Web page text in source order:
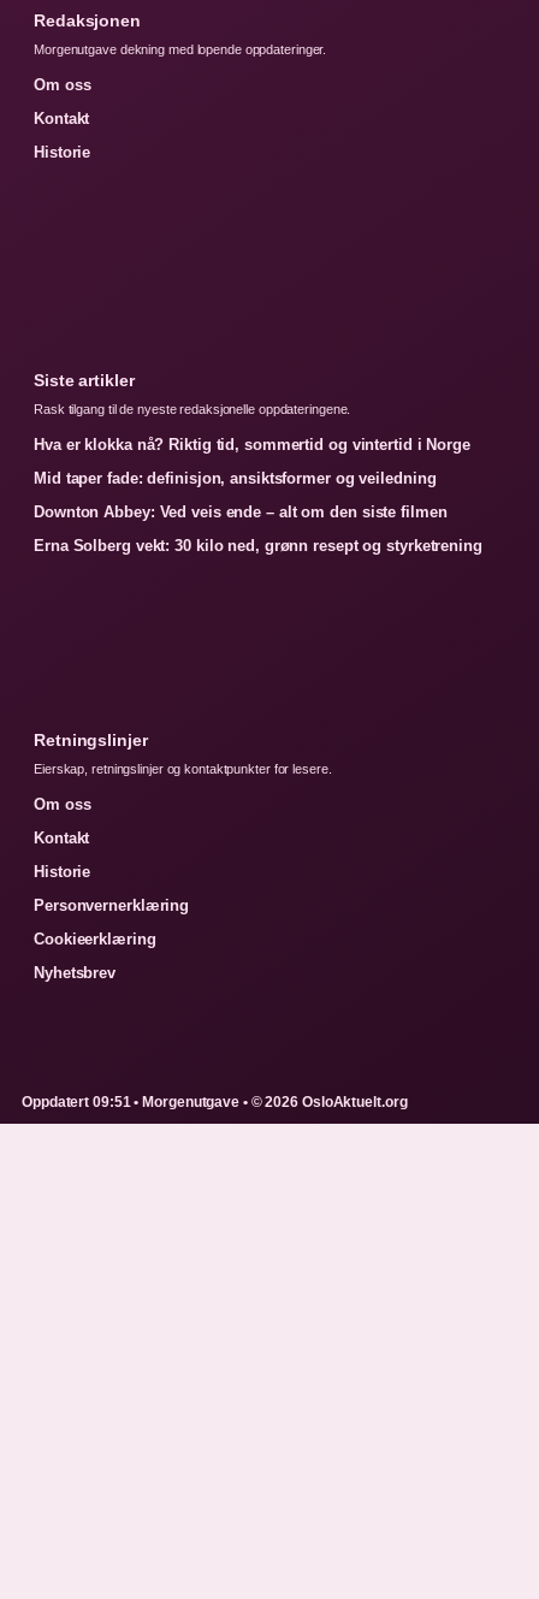
Redaksjonen
Morgenutgave dekning med lopende oppdateringer.
Om oss
Kontakt
Historie
Siste artikler
Rask tilgang til de nyeste redaksjonelle oppdateringene.
Hva er klokka nå? Riktig tid, sommertid og vintertid i Norge
Mid taper fade: definisjon, ansiktsformer og veiledning
Downton Abbey: Ved veis ende – alt om den siste filmen
Erna Solberg vekt: 30 kilo ned, grønn resept og styrketrening
Retningslinjer
Eierskap, retningslinjer og kontaktpunkter for lesere.
Om oss
Kontakt
Historie
Personvernerklæring
Cookieerklæring
Nyhetsbrev
Oppdatert 09:51 • Morgenutgave • © 2026 OsloAktuelt.org